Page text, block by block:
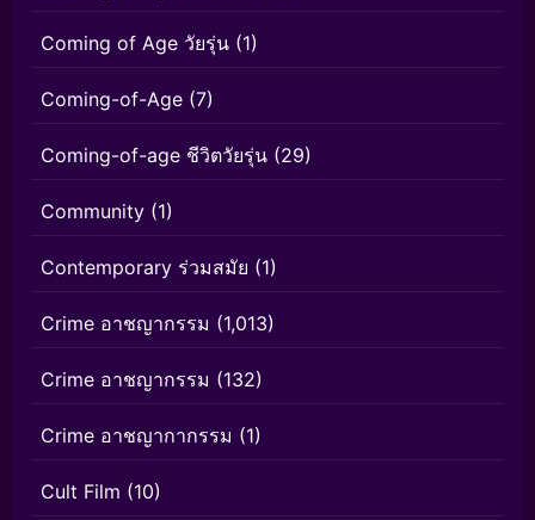
Coming of Age วัยรุ่น (1)
Coming-of-Age (7)
Coming-of-age ชีวิตวัยรุ่น (29)
Community (1)
Contemporary ร่วมสมัย (1)
Crime อาชญากรรม (1,013)
Crime อาชญากรรม (132)
Crime อาชญากากรรม (1)
Cult Film (10)